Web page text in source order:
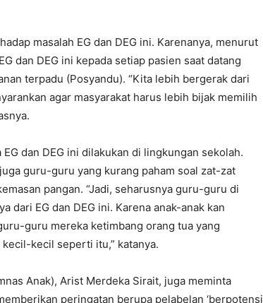
masalah EG dan DEG ini. Karenanya, menurut
dan DEG ini kepada setiap pasien saat datang
terpadu (Posyandu). “Kita lebih bergerak dari
agar masyarakat harus lebih bijak memilih
dan DEG ini dilakukan di lingkungan sekolah.
guru-guru yang kurang paham soal zat-zat
pangan. “Jadi, seharusnya guru-guru di
dari EG dan DEG ini. Karena anak-anak kan
guru mereka ketimbang orang tua yang
kecil seperti itu,” katanya.
Anak), Arist Merdeka Sirait, juga meminta
peringatan berupa pelabelan ‘berpotensi